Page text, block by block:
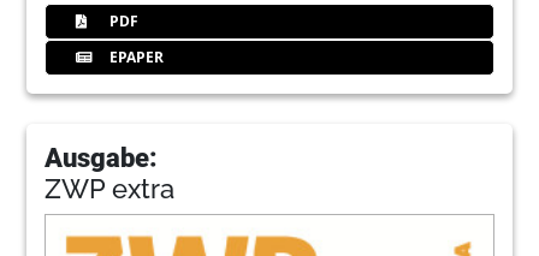
PDF
EPAPER
Ausgabe:
ZWP extra